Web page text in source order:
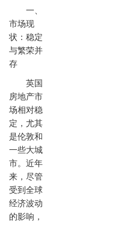
一、
市场现
状：稳定
与繁荣并
存
英国
房地产市
场相对稳
定，尤其
是伦敦和
一些大城
市。近年
来，尽管
受到全球
经济波动
的影响，